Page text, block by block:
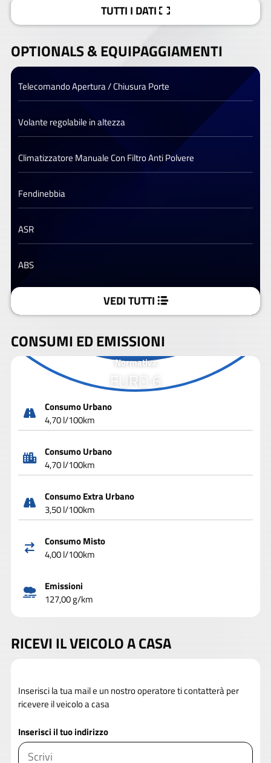
TUTTI I DATI
OPTIONALS &EQUIPAGGIAMENTI
Telecomando Apertura / Chiusura Porte
Volante regolabile in altezza
Climatizzatore Manuale Con Filtro Anti Polvere
Fendinebbia
ASR
ABS
VEDI TUTTI
CONSUMI ED EMISSIONI
Normativa
EURO 6
Consumo Urbano
4,70 l/100km
Consumo Urbano
4,70 l/100km
Consumo Extra Urbano
3,50 l/100km
Consumo Misto
4,00 l/100km
Emissioni
127,00 g/km
RICEVI IL VEICOLO A CASA
Inserisci la tua mail e un nostro operatore ti contatterà per
ricevere il veicolo a casa
Inserisci il tuo indirizzo